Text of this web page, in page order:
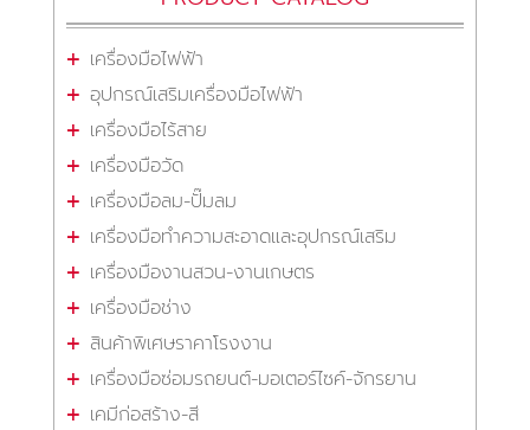
เครื่องมือไฟฟ้า
อุปกรณ์เสริมเครื่องมือไฟฟ้า
เครื่องมือไร้สาย
เครื่องมือวัด
เครื่องมือลม-ปั๊มลม
เครื่องมือทำความสะอาดและอุปกรณ์เสริม
เครื่องมืองานสวน-งานเกษตร
เครื่องมือช่าง
สินค้าพิเศษราคาโรงงาน
เครื่องมือซ่อมรถยนต์-มอเตอร์ไซค์-จักรยาน
เคมีก่อสร้าง-สี